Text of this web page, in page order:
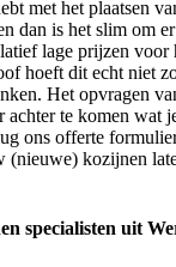
met het plaatsen
dan is het slim om
lage prijzen voor
hoeft dit echt niet
Het opvragen
achter te komen wat
ons offerte
(nieuwe) kozijnen
specialisten uit